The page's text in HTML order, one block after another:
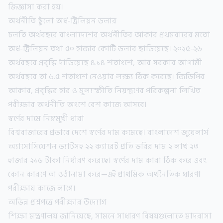
জিজ্ঞাসা করা হয়।
অর্থনীতি ছুঁলো অর্ধ-ট্রিলিয়ন ডলার
চলতি অর্থবছরে বাংলাদেশের অর্থনীতির আকার প্রথমবারের মতো
অর্ধ-ট্রিলিয়ন তথা ৫০ হাজার কোটি ডলার ছাড়িয়েছে। ২০২৫-২৬
অর্থবছরে প্রবৃদ্ধি দাঁড়িয়েছে ৪.১৪ শতাংশে, আর সরকার আগামী
অর্থবছরে তা ৬.৫ শতাংশে নেওয়ার লক্ষ্য ঠিক করেছে। জিডিপির
আকার, প্রবৃদ্ধির হার ও মূল্যস্ফীতি নিয়ন্ত্রণের পরিকল্পনা লিখিত
পরীক্ষার অর্থনীতি অংশে বেশ কাজে আসবে।
স্বর্ণের দামে নিম্নমুখী ধারা
বিশ্ববাজারের প্রভাবে দেশে স্বর্ণের দাম কমেছে। বাংলাদেশ জুয়েলার্স
অ্যাসোসিয়েশন ভ্যাটসহ ২২ ক্যারেট প্রতি ভরির দাম ২ লাখ ২৩
হাজার ২১৬ টাকা নির্ধারণ করেছে। স্বর্ণের দাম কারা ঠিক করে এবং
কোন কারণে তা ওঠানামা করে—এই প্রাথমিক অর্থনৈতিক ধারণা
পরীক্ষায় কাজে লাগে।
অভিন্ন প্রশ্নপত্রে পরীক্ষার উদ্যোগ
শিক্ষা মন্ত্রণালয় জানিয়েছে, সামনে সাধারণ বিষয়গুলোতে মাদরাসা